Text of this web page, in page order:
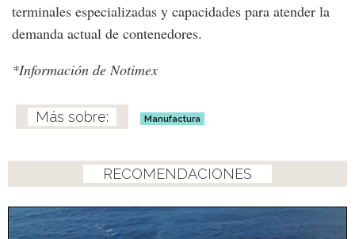
terminales especializadas y capacidades para atender la
demanda actual de contenedores.
*Información de Notimex
Manufactura
RECOMENDACIONES